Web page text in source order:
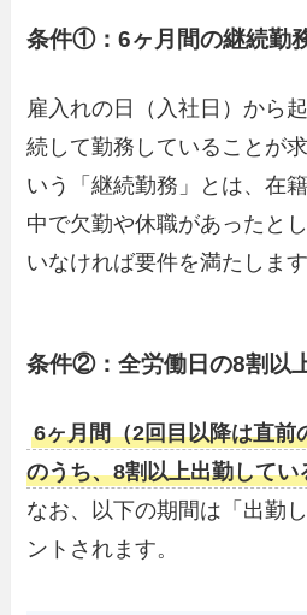
条件①：6ヶ月間の継続勤
雇入れの日（入社日）から
続して勤務していることが
いう「継続勤務」とは、在
中で欠勤や休職があったと
いなければ要件を満たします
条件②：全労働日の8割以
6ヶ月間（2回目以降は直前
のうち、8割以上出勤してい
なお、以下の期間は「出勤
ントされます。